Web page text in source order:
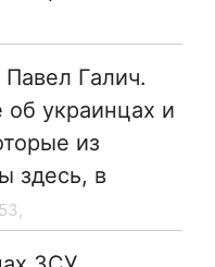
Галич.
украинцах и
из
здесь, в